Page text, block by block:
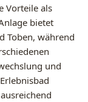
Vorteile als
bietet
Toben, während
und